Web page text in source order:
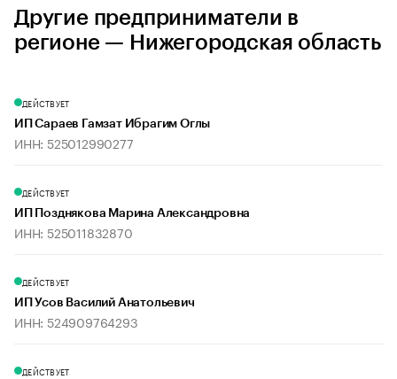
Другие предприниматели в
регионе — Нижегородская область
ДЕЙСТВУЕТ
ИП Сараев Гамзат Ибрагим Оглы
ИНН: 525012990277
ДЕЙСТВУЕТ
ИП Позднякова Марина Александровна
ИНН: 525011832870
ДЕЙСТВУЕТ
ИП Усов Василий Анатольевич
ИНН: 524909764293
ДЕЙСТВУЕТ